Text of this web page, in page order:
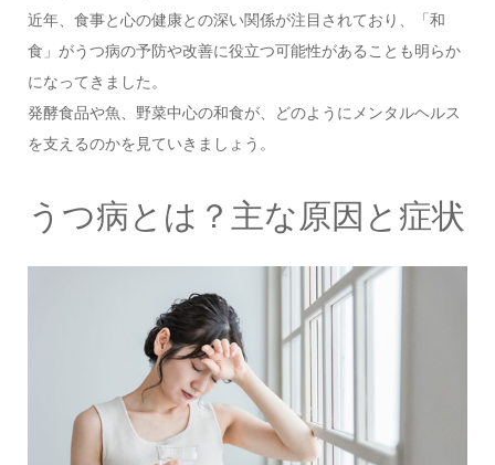
近年、食事と心の健康との深い関係が注目されており、「和
食」がうつ病の予防や改善に役立つ可能性があることも明らか
になってきました。
発酵食品や魚、野菜中心の和食が、どのようにメンタルヘルス
を支えるのかを見ていきましょう。
うつ病とは？主な原因と症状